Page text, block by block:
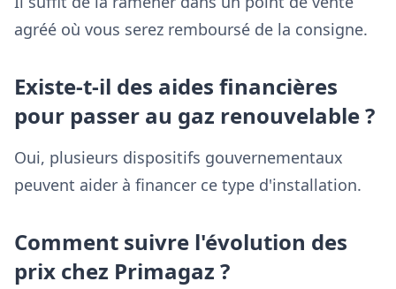
agréé où vous serez remboursé de la consigne.
Existe-t-il des aides financières
pour passer au gaz renouvelable ?
Oui, plusieurs dispositifs gouvernementaux
peuvent aider à financer ce type d'installation.
Comment suivre l'évolution des
prix chez Primagaz ?